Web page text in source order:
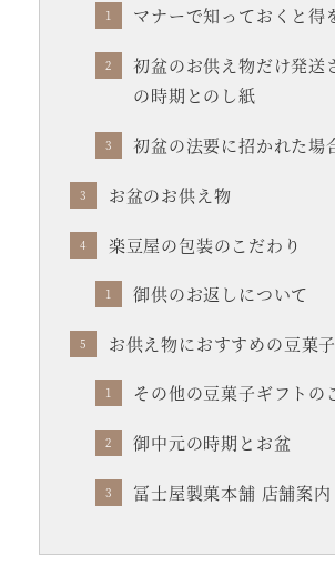
マナーで知っておくと得
初盆のお供え物だけ発送
の時期とのし紙
初盆の法要に招かれた場
お盆のお供え物
楽豆屋の包装のこだわり
御供のお返しについて
お供え物におすすめの豆菓子
その他の豆菓子ギフトの
御中元の時期とお盆
冨士屋製菓本舗 店舗案内